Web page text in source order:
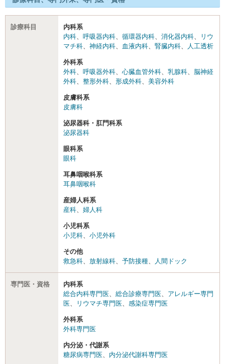
診療科目
内科系
内科
呼吸器内科 循環器内科 消化器内科
リウ
マチ科
神経内科 血液内科 腎臓内科 人工透析
外科系
外科
呼吸器外科 心臓血管外科 乳腺科
脳神経
外科
整形外科 形成外科 美容外科
皮膚科系
皮膚科
泌尿器科・肛門科系
泌尿器科
眼科系
眼科
耳鼻咽喉科系
耳鼻咽喉科
産婦人科系
産科
婦人科
小児科系
小児科
小児外科
その他
救急科
放射線科 予防接種 人間ドック
専門医・資格
内科系
総合内科専門医
総合診療専門医
アレルギー専門
医
リウマチ専門医 感染症専門医
外科系
外科専門医
内分泌・代謝系
糖尿病専門医
内分泌代謝科専門医